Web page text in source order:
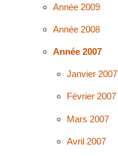
Année 2009
Année 2008
Année 2007
Janvier 2007
Février 2007
Mars 2007
Avril 2007